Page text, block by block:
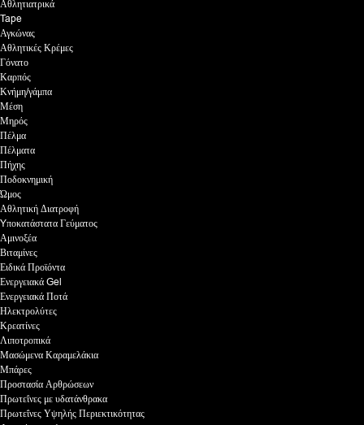
Αθλητιατρικά
Tape
Αγκώνας
Αθλητικές Κρέμες
Γόνατο
Καρπός
Κνήμη/γάμπα
Μέση
Μηρός
Πέλμα
Πέλματα
Πήχης
Ποδοκνημική
Ώμος
Αθλητική Διατροφή
Yποκατάστατα Γεύματος
Αμινοξέα
Βιταμίνες
Ειδικά Προϊόντα
Ενεργειακά Gel
Ενεργειακά Ποτά
Ηλεκτρολύτες
Κρεατίνες
Λιποτροπικά
Μασώμενα Καραμελάκια
Μπάρες
Προστασία Αρθρώσεων
Πρωτεΐνες με υδατάνθρακα
Πρωτεΐνες Υψηλής Περιεκτικότητας